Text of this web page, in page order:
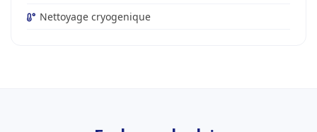
Nettoyage cryogenique